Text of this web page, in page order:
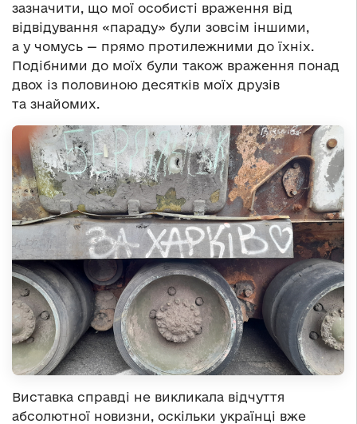
зазначити, що мої особисті враження від
відвідування «параду» були зовсім іншими,
а у чомусь — прямо протилежними до їхніх.
Подібними до моїх були також враження понад
двох із половиною десятків моїх друзів
та знайомих.
Виставка справді не викликала відчуття
абсолютної новизни, оскільки українці вже